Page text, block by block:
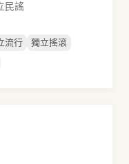
民謠
流行
獨立搖滾